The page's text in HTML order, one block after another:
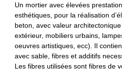
Un mortier avec élevées
esthétiques, pour la réalisation
beton, avec valeur
extérieur, mobiliers urbains,
oeuvres artistiques, ecc). Il
avec sable, fibres et additifs
Les fibres utilisées sont fibres de